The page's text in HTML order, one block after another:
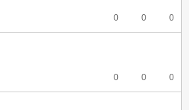
0 0 0
0 0 0